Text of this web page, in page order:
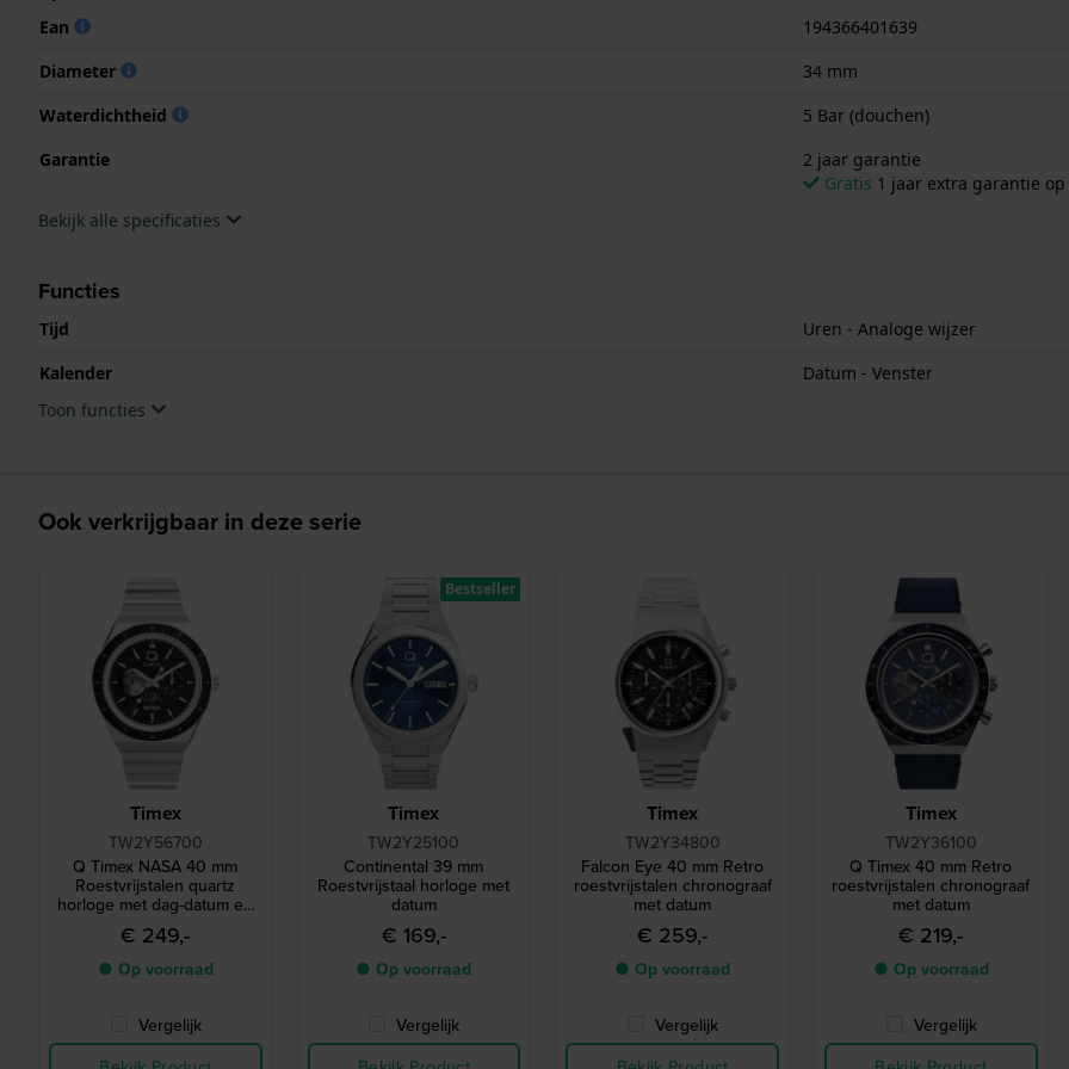
Ean
194366401639
Diameter
34 mm
Waterdichtheid
5 Bar (douchen)
Garantie
2 jaar garantie
Gratis 1 jaar extra garantie
Bekijk alle specificaties
Functies
Tijd
Uren - Analoge wijzer
Kalender
Datum - Venster
Toon functies
Ook verkrijgbaar in deze serie
Timex
TW2Y56700
Q Timex NASA 40 mm
Roestvrijstalen quartz
horloge met dag-datum en
24-uurs dag-nacht
wijzerplaat
€ 249,-
● Op voorraad
Vergelijk
Timex
TW2Y25100
Continental 39 mm
Roestvrijstaal horloge met
datum
€ 169,-
● Op voorraad
Vergelijk
Bestseller
Timex
TW2Y34800
Falcon Eye 40 mm Retro
roestvrijstalen chronograaf
met datum
€ 259,-
● Op voorraad
Vergelijk
Timex
TW2Y36100
Q Timex 40 mm Retro
roestvrijstalen chronograaf
met datum
€ 219,-
● Op voorraad
Vergelijk